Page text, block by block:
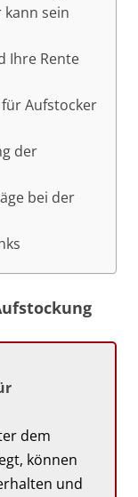
sein
Ihre Rente
Aufstocker
der
bei der
dem
können
und